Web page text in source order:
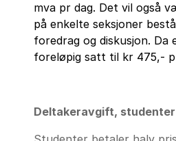
mva pr dag. Det vil også
på enkelte seksjoner
foredrag og diskusjon. Da
foreløpig satt til kr 475,-
Deltakeravgift, studenter